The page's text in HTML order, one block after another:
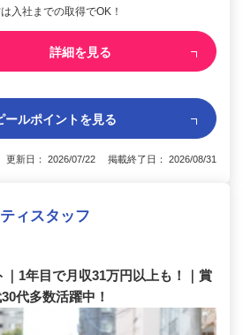
入社までの取得でOK！
詳細を見る
ールポイントを見る
更新日： 2026/07/22 掲載終了日： 2026/08/31
ィスタッフ
｜1年目で月収31万円以上も！｜賞
代多数活躍中！